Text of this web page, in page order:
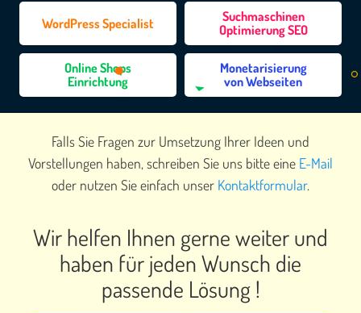
WordPress Specialist
Suchmaschinen
Optimierung SEO
Online Shops
Einrichtung
Monetarisierung
von Webseiten
Falls Sie Fragen zur Umsetzung Ihrer Ideen und
Vorstellungen haben, schreiben Sie uns bitte eine E-Mail
oder nutzen Sie einfach unser Kontaktformular.
Wir helfen Ihnen gerne weiter und
haben für jeden Wunsch die
passende Lösung !